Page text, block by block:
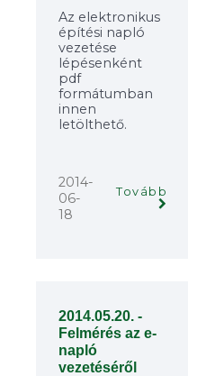
Az elektronikus
építési napló
vezetése
lépésenként
pdf
formátumban
innen
letölthető.
2014-
06-
18
Tovább
2014.05.20. -
Felmérés az e-
napló
vezetéséről